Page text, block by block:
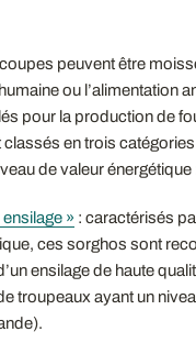
peuvent être
ou l’alimentation
pour la production de
classés en trois
de valeur énergétique
» : caractérisés
ces sorghos sont
ensilage de haute
troupeaux ayant un